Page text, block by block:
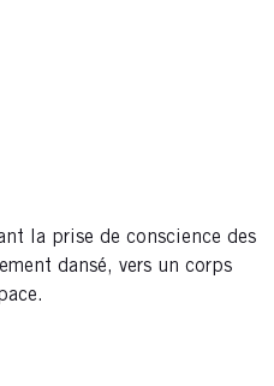
la prise de conscience des
dansé, vers un corps